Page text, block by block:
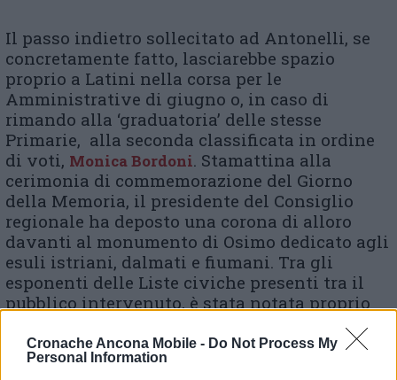
Cronache Ancona Mobile - Do Not Process My
Personal Information
Il passo indietro sollecitato ad Antonelli, se
concretamente fatto, lasciarebbe spazio
proprio a Latini nella corsa per le
Amministrative di giugno o, in caso di
rimando alla ‘graduatoria’ delle stesse
Primarie, alla seconda classificata in ordine
di voti, Monica Bordoni. Stamattina alla
cerimonia di commemorazione del Giorno
della Memoria, il presidente del Consiglio
regionale ha deposto una corona di alloro
davanti al monumento di Osimo dedicato agli
esuli istriani, dalmati e fiumani. Tra gli
esponenti delle Liste civiche presenti tra il
pubblico intervenuto, è stata notata proprio